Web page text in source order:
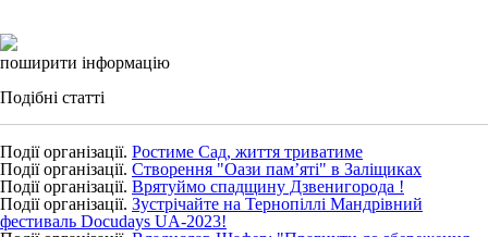
поширити інформацію
Подібні статті
Події організації. Ростиме Сад, життя триватиме
Події організації. Створення "Оази пам’яті" в Заліщиках
Події організації. Врятуймо спадщину Дзвенигорода !
Події організації. Зустрічайте на Тернопіллі Мандрівний
фестиваль Docudays UA-2023!